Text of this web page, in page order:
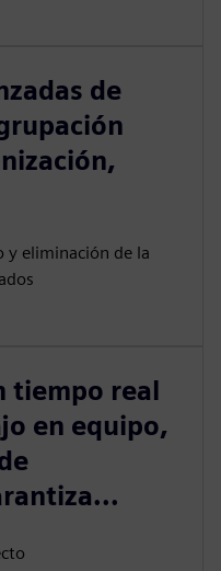
de
y eliminación de la
tiempo real
en equipo,